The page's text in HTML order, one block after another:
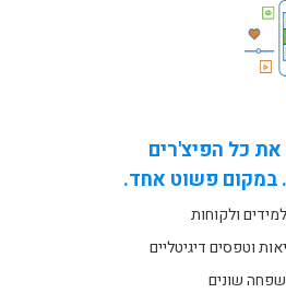
את כל הפיצ'רים
במקום פשוט אחד.
ולקוחות
וטפסים דיגיטליים
שונים